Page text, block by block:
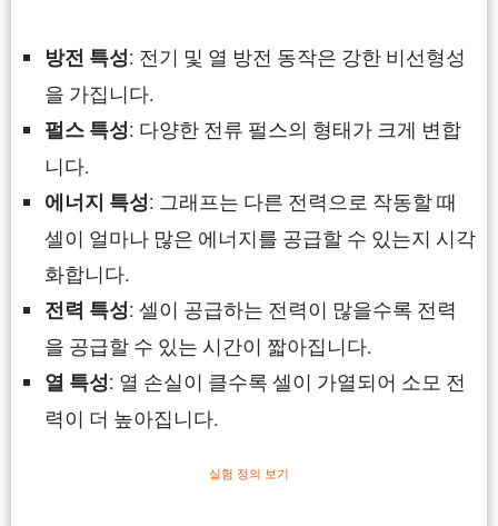
방전 특성: 전기 및 열 방전 동작은 강한 비선형성
을 가집니다.
펄스 특성: 다양한 전류 펄스의 형태가 크게 변합
니다.
에너지 특성: 그래프는 다른 전력으로 작동할 때
셀이 얼마나 많은 에너지를 공급할 수 있는지 시각
화합니다.
전력 특성: 셀이 공급하는 전력이 많을수록 전력
을 공급할 수 있는 시간이 짧아집니다.
열 특성: 열 손실이 클수록 셀이 가열되어 소모 전
력이 더 높아집니다.
실험 정의 보기